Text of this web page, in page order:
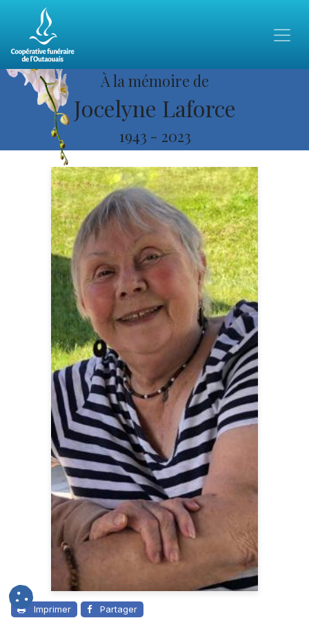
À la mémoire de
Jocelyne Laforce
1943 - 2023
Imprimer Partager